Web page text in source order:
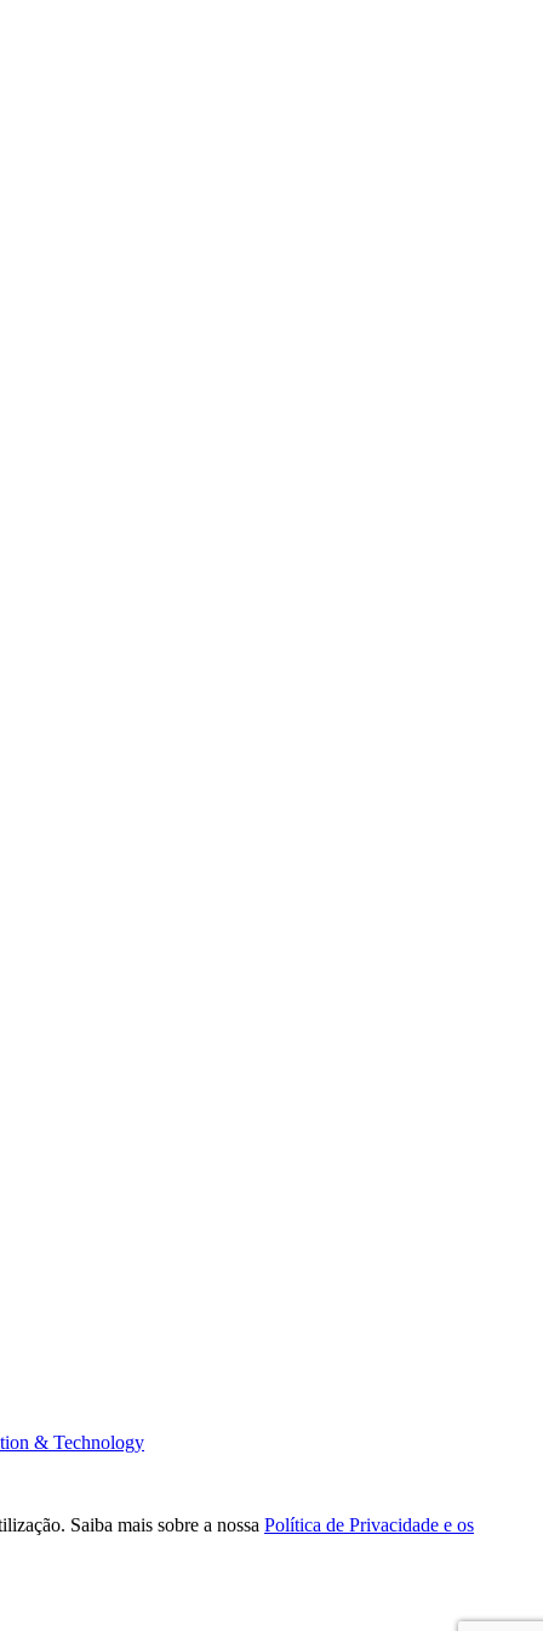
& Technology
Saiba mais sobre a nossa Política de Privacidade e os